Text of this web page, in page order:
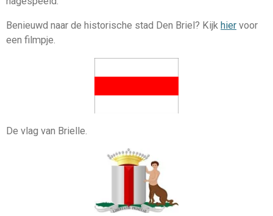
Benieuwd naar de historische stad Den Briel? Kijk hier voor
een filmpje.
De vlag van Brielle.